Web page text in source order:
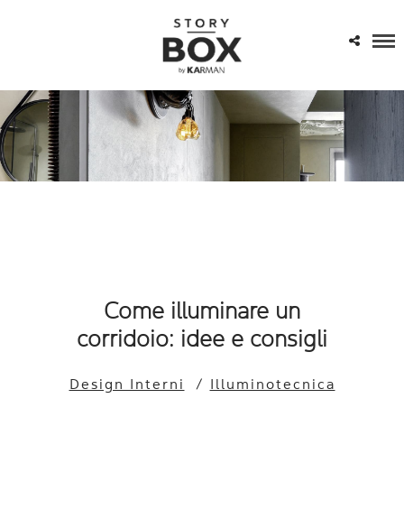
Design Interni / Illuminotecnica
Come illuminare un
corridoio: idee e consigli